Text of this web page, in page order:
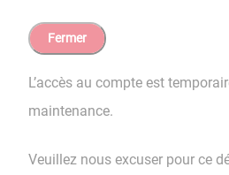
Fermer
L’accès au compte est
maintenance.
Veuillez nous excuser pour ce